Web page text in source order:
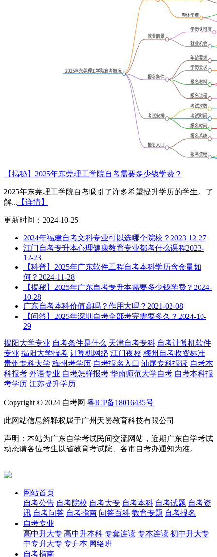
【揭秘】2025年东莞理工学院自考需要多少钱学费？
2025年东莞理工学院自考吸引了许多希望提升学历的学生。了
解... 【详情】
更新时间：2024-10-25
2024年福建自考文科专业可以选哪个院校？ 2023-12-27
江门自考专升本心理健康教育专业都考什么课程2023-
12-23
【科普】2025年广东软件工程自考本科学历含金量如
何？ 2024-11-28
【揭秘】2025年广东自考专升本需要多少钱学费？ 2024-
10-28
广东自考本科价值高吗？作用大吗？ 2021-02-08
【问答】2025年深圳自考全部考完需要多久？ 2024-10-
29
揭阳大学专业 自考条件是什么 天津自考专科 自考计算机软件
专业 揭阳大学报考 计算机网络 江门夜校 梅州自考收费标准
贵州专科大学 梅州考学历 自考报名入口 汕尾专科报读 自考本
科报考 外语专业 自考怎样报考 华南师范大学自考 自考本科报
考学历 江苏提升学历
Copyright © 2024 自考网 粤ICP备18016435号
此网站信息解释权属于广州天资教育科技有限公司
声明：本站为广东自学考试民间交流网站，近期广东自学考试
动态请各位考生以省教育考试院、各市自考办通知为准。
网站首页
自考公告 自考院校 自考大专 自考本科 自考试题 自考资
讯 自考问答 自考指南 问答百科 教育专题 自考报名
自考专业
高中升大专 高中升本科 专套连读 专本连读 初中升大专
中专升大专 专升本 网络班
自考指南